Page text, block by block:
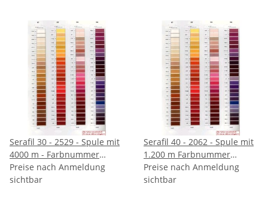
Serafil 30 - 2529 - Spule mit
4000 m - Farbnummer
angeben
Preise nach Anmeldung
sichtbar
Serafil 40 - 2062 - Spule mit
1.200 m Farbnummer
angeben
Preise nach Anmeldung
sichtbar